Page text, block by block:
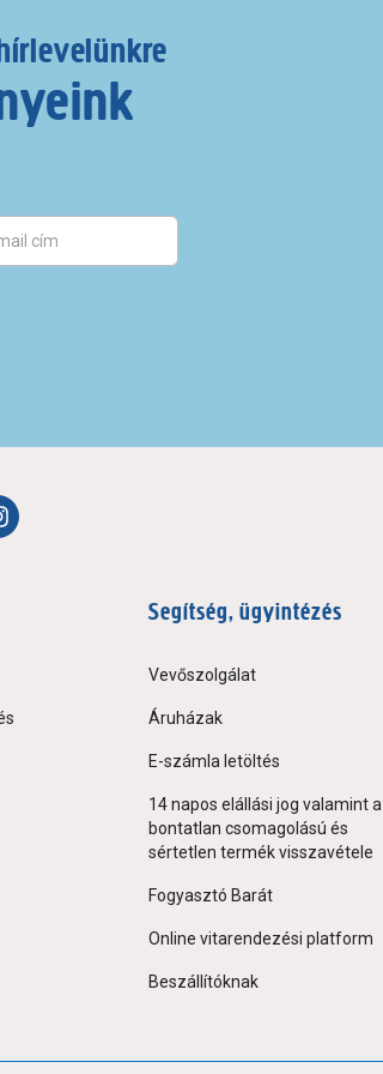
Segítség, ügyintézés
Vevőszolgálat
Áruházak
E-számla letöltés
14 napos elállási jog valamint a
bontatlan csomagolású és
sértetlen termék visszavétele
Fogyasztó Barát
Online vitarendezési platform
Beszállítóknak